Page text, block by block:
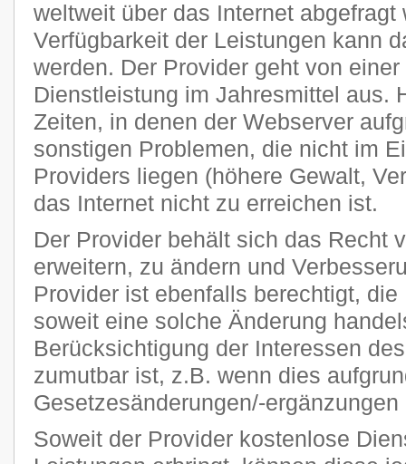
weltweit über das Internet
Verfügbarkeit der Leistungen kann
werden. Der Provider geht von
Dienstleistung im Jahresmittel aus.
Zeiten, in denen der Webserver
sonstigen Problemen, die nicht im
Providers liegen (höhere Gewalt,
das Internet nicht zu erreichen ist.
Der Provider behält sich das Recht
erweitern, zu ändern und
Provider ist ebenfalls berechtigt,
soweit eine solche Änderung
Berücksichtigung der Interessen
zumutbar ist, z.B. wenn dies
Gesetzesänderungen/-
Soweit der Provider kostenlose